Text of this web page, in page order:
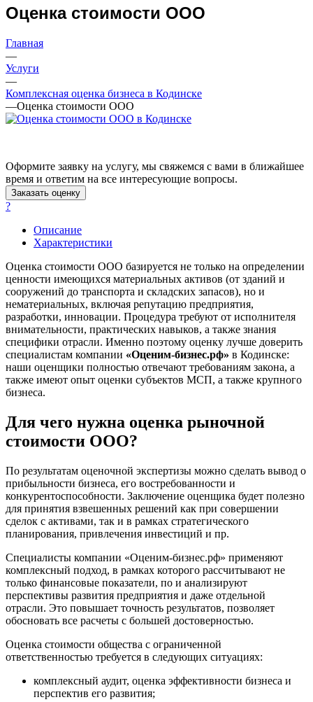
Оценка стоимости ООО
Главная
—
Услуги
—
Комплексная оценка бизнеса в Кодинске
—Оценка стоимости ООО
Оформите заявку на услугу, мы свяжемся с вами в ближайшее
время и ответим на все интересующие вопросы.
Заказать оценку
?
Описание
Характеристики
Оценка стоимости ООО базируется не только на определении
ценности имеющихся материальных активов (от зданий и
сооружений до транспорта и складских запасов), но и
нематериальных, включая репутацию предприятия,
разработки, инновации. Процедура требуют от исполнителя
внимательности, практических навыков, а также знания
специфики отрасли. Именно поэтому оценку лучше доверить
специалистам компании «Оценим-бизнес.рф» в Кодинске:
наши оценщики полностью отвечают требованиям закона, а
также имеют опыт оценки субъектов МСП, а также крупного
бизнеса.
Для чего нужна оценка рыночной
стоимости ООО?
По результатам оценочной экспертизы можно сделать вывод о
прибыльности бизнеса, его востребованности и
конкурентоспособности. Заключение оценщика будет полезно
для принятия взвешенных решений как при совершении
сделок с активами, так и в рамках стратегического
планирования, привлечения инвестиций и пр.
Специалисты компании «Оценим-бизнес.рф» применяют
комплексный подход, в рамках которого рассчитывают не
только финансовые показатели, по и анализируют
перспективы развития предприятия и даже отдельной
отрасли. Это повышает точность результатов, позволяет
обосновать все расчеты с большей достоверностью.
Оценка стоимости общества с ограниченной
ответственностью требуется в следующих ситуациях:
комплексный аудит, оценка эффективности бизнеса и
перспектив его развития;
Аксай
Алушта
Альметьевск
Анапа
Ангарск
Анжеро-Судженск
Апатиты
Апрелевка
Архангельск
Асбест
Асино
Ахтубинск
Аша
Баймак
Балабаново
Балаково
Балашиха
Балашов
Барабинск
Барнаул
Батайск
Белая Калитва
Белгород
Белово
Белогорск
Белорецк
Белореченск
Белоярский
Бердск
Березники
Бийск
Биробиджан
Бирск
Благовещенск
Богородицк